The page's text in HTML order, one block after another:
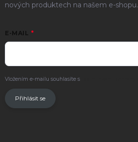
nových produktech na našem e-shopu.
E-MAIL
Vložením e-mailu souhlasíte s
Přihlásit se